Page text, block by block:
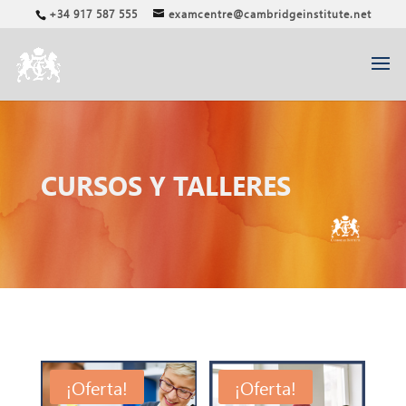
+34 917 587 555 examcentre@cambridgeinstitute.net
CURSOS Y TALLERES
¡Oferta! ¡Oferta!